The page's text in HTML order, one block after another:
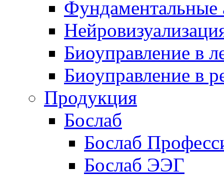
Фундаментальные
Биоуправление в
Биоуправление в
Продукция
Бослаб
Бослаб
Бослаб ЭЭГ